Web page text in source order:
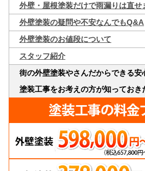
外壁・屋根塗装だけで雨漏りは直せ
外壁塗装の疑問や不安なんでもQ&A
外壁塗装のお値段について
スタッフ紹介
街の外壁塗装やさんだからできる安
塗装工事をお考えの方が知っておき